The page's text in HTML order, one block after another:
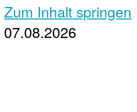
Zum Inhalt springen
07.08.2026